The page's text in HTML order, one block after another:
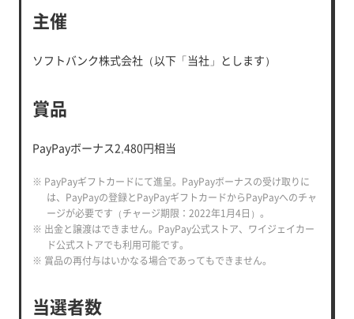
主催
ソフトバンク株式会社（以下「当社」とします）
賞品
PayPayボーナス2,480円相当
※ PayPayギフトカードにて進呈。PayPayボーナスの受け取りに
は、PayPayの登録とPayPayギフトカードからPayPayへのチャ
ージが必要です（チャージ期限：2022年1月4日）。
※ 出金と譲渡はできません。PayPay公式ストア、ワイジェイカー
ド公式ストアでも利用可能です。
※ 賞品の再付与はいかなる場合であってもできません。
当選者数